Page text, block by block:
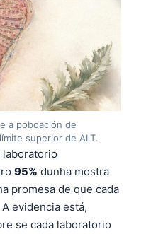
a poboación de
superior de ALT.
95% dunha mostra
promesa de que cada
evidencia está,
se cada laboratorio